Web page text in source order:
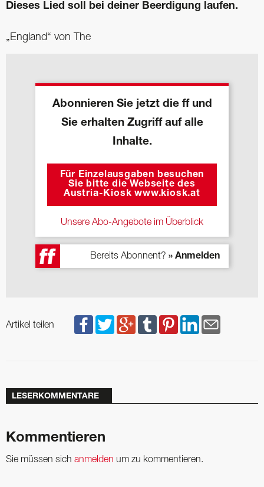
Dieses Lied soll bei deiner Beerdigung laufen.
„England“ von The
Abonnieren Sie jetzt die ff und
Sie erhalten Zugriff auf alle
Inhalte.
Für Einzelausgaben besuchen
Sie bitte die Webseite des
Austria-Kiosk www.kiosk.at
Unsere Abo-Angebote im Überblick
Bereits Abonnent? » Anmelden
Artikel teilen
LESERKOMMENTARE
Kommentieren
Sie müssen sich anmelden um zu kommentieren.